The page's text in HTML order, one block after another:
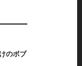
のボブ